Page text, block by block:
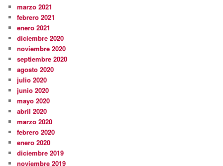
marzo 2021
febrero 2021
enero 2021
diciembre 2020
noviembre 2020
septiembre 2020
agosto 2020
julio 2020
junio 2020
mayo 2020
abril 2020
marzo 2020
febrero 2020
enero 2020
diciembre 2019
noviembre 2019